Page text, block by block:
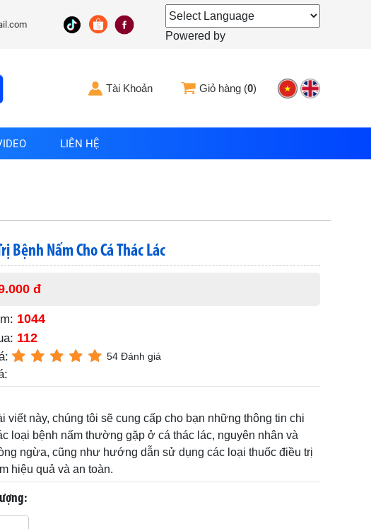
Powered by
Tài Khoản Giỏ hàng (0)
LIÊN HỆ
Bệnh Nấm Cho Cá Thác Lác
đ
1044
112
54 Đánh giá
viết này, chúng tôi sẽ cung cấp cho bạn những thông tin chi
loại bệnh nấm thường gặp ở cá thác lác, nguyên nhân và
ngừa, cũng như hướng dẫn sử dụng các loại thuốc điều trị
hiệu quả và an toàn.